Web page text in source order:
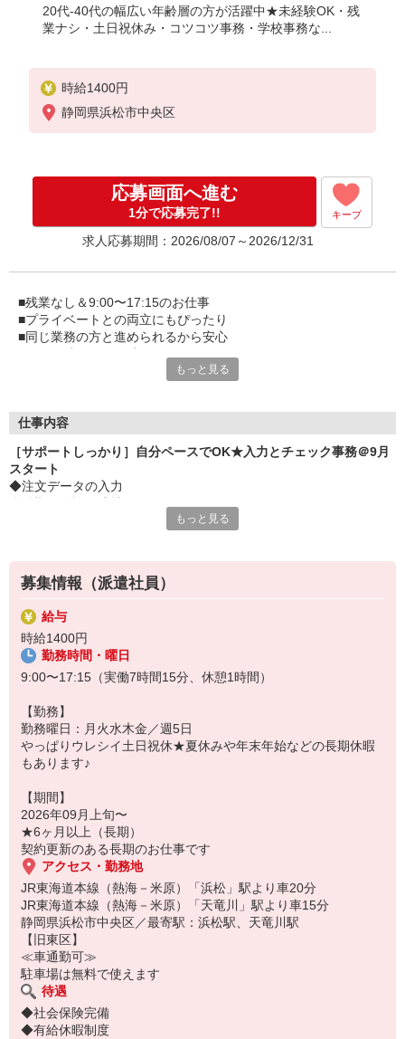
20代-40代の幅広い年齢層の方が活躍中★未経験OK・残
業ナシ・土日祝休み・コツコツ事務・学校事務な...
時給1400円
静岡県浜松市中央区
応募画面へ進む
1分で応募完了!! キープ
求人応募期間：2026/08/07～2026/12/31
■残業なし＆9:00〜17:15のお仕事
■プライベートとの両立にもぴったり
■同じ業務の方と進められるから安心
■近隣に大型スーパーやドラックストア有
■スニーカーやパーカーなど
もっと見る
仕事内容
［サポートしっかり］自分ペースでOK★入力とチェック事務＠9月
スタート
◆注文データの入力
※庶務的なお仕事から覚えて、徐々に担当をもつので安心です！
もっと見る
募集情報（派遣社員）
給与
時給1400円
勤務時間・曜日
9:00〜17:15（実働7時間15分、休憩1時間）
【勤務】
勤務曜日：月火水木金／週5日
やっぱりウレシイ土日祝休★夏休みや年末年始などの長期休暇
もあります♪
【期間】
2026年09月上旬〜
★6ヶ月以上（長期）
契約更新のある長期のお仕事です
アクセス・勤務地
JR東海道本線（熱海－米原）「浜松」駅より車20分
JR東海道本線（熱海－米原）「天竜川」駅より車15分
静岡県浜松市中央区／最寄駅：浜松駅、天竜川駅
【旧東区】
≪車通勤可≫
駐車場は無料で使えます
待遇
◆社会保険完備
◆有給休暇制度